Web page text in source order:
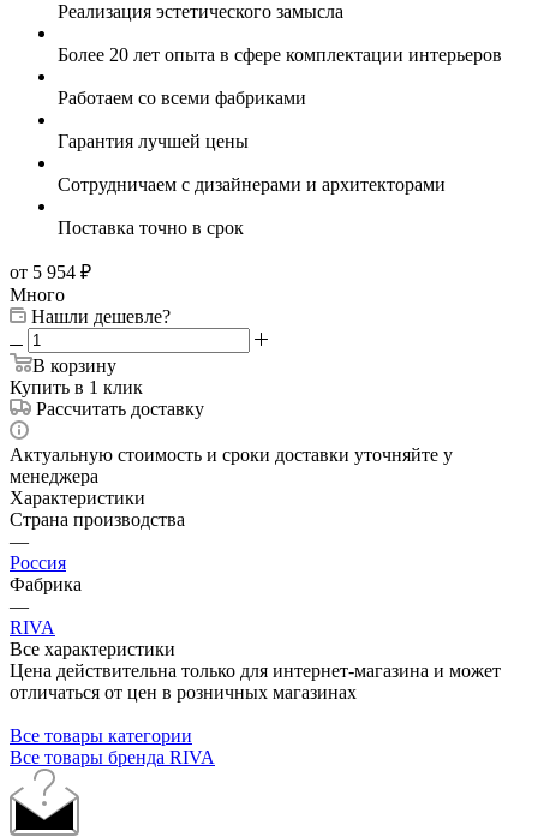
Реализация эстетического замысла
Более 20 лет опыта в сфере комплектации интерьеров
Работаем со всеми фабриками
Гарантия лучшей цены
Сотрудничаем с дизайнерами и архитекторами
Поставка точно в срок
от 5 954 ₽
Много
Нашли дешевле?
В корзину
Купить в 1 клик
Рассчитать доставку
Актуальную стоимость и сроки доставки уточняйте у
менеджера
Характеристики
Страна производства
—
Россия
Фабрика
—
RIVA
Все характеристики
Цена действительна только для интернет-магазина и может
отличаться от цен в розничных магазинах
Все товары категории
Все товары бренда RIVA